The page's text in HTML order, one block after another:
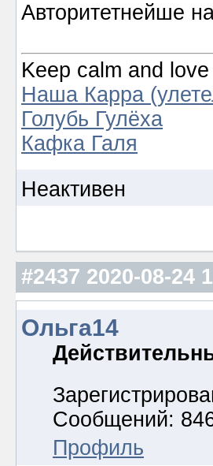
Авторитетнейше
Keep calm and
Наша Карра
Голубь Гулёха
Кафка Галя
Неактивен
#2437 2020-08-24
Ольга14
Сообщений:
Профиль